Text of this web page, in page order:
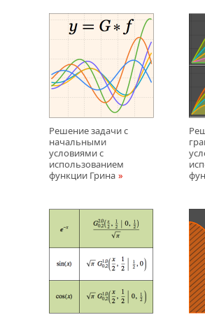
Решение задачи с
начальными
условиями с
использованием
функции Грина